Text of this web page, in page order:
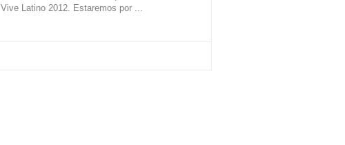
Vive Latino 2012. Estaremos por ...